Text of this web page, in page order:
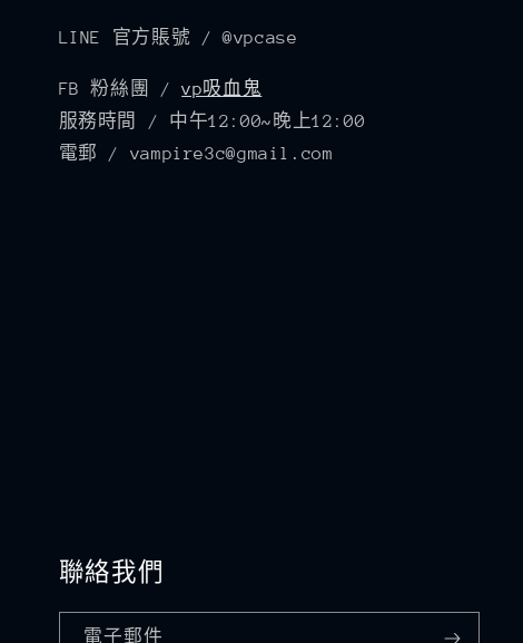
LINE 官方賬號 / @vpcase
FB 粉絲團 /vp吸血鬼
服務時間 / 中午12:00~晚上12:00
電郵 / vampire3c@gmail.com
聯絡我們
電子郵件